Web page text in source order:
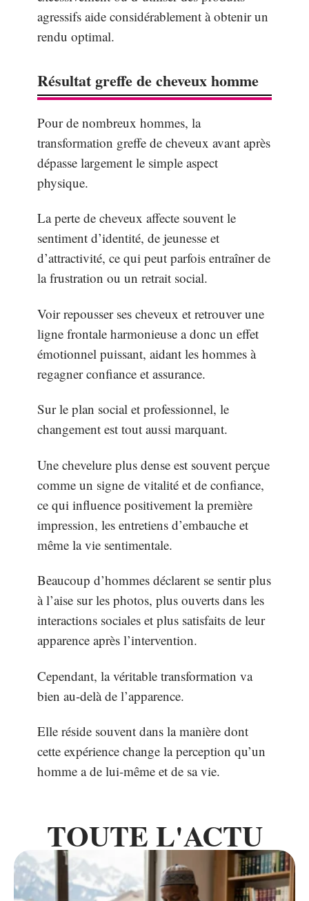
agressifs aide considérablement à obtenir un
rendu optimal.
Résultat greffe de cheveux homme
Pour de nombreux hommes, la
transformation greffe de cheveux avant après
dépasse largement le simple aspect
physique.
La perte de cheveux affecte souvent le
sentiment d’identité, de jeunesse et
d’attractivité, ce qui peut parfois entraîner de
la frustration ou un retrait social.
Voir repousser ses cheveux et retrouver une
ligne frontale harmonieuse a donc un effet
émotionnel puissant, aidant les hommes à
regagner confiance et assurance.
Sur le plan social et professionnel, le
changement est tout aussi marquant.
Une chevelure plus dense est souvent perçue
comme un signe de vitalité et de confiance,
ce qui influence positivement la première
impression, les entretiens d’embauche et
même la vie sentimentale.
Beaucoup d’hommes déclarent se sentir plus
à l’aise sur les photos, plus ouverts dans les
interactions sociales et plus satisfaits de leur
apparence après l’intervention.
Cependant, la véritable transformation va
bien au-delà de l’apparence.
Elle réside souvent dans la manière dont
cette expérience change la perception qu’un
homme a de lui-même et de sa vie.
TOUTE L'ACTU